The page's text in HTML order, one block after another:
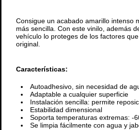
Consigue un acabado amarillo intenso
más sencilla. Con este vinilo, además
vehículo lo proteges de los factores
original.
Características:
Autoadhesivo, sin necesidad de
Adaptable a cualquier superficie
Instalación sencilla: permite
Estabilidad dimensional
Soporta temperaturas extremas: -
Se limpia fácilmente con agua y